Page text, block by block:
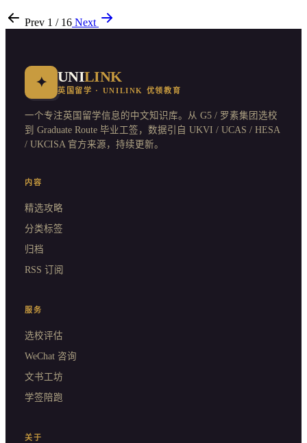
Prev 1 / 16 Next
✦ UNILINK
英国留学 · UNILINK 优领教育
一个专注英国留学信息的中文知识库。从 G5 / 罗素集团选校
到 Graduate Route 毕业工签，数据引自 UKVI / UCAS / HESA
/ UKCISA 官方来源，持续更新。
内容
精选攻略
分类标签
归档
RSS 订阅
服务
选校评估
WeChat 咨询
文书工坊
学签陪跑
关于